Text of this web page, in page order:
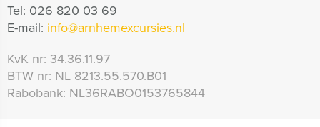
Tel: 026 820 03 69
E-mail: info@arnhemexcursies.nl
KvK nr: 34.36.11.97
BTW nr: NL 8213.55.570.B01
Rabobank: NL36RABO0153765844